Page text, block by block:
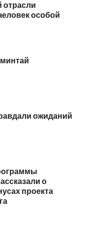
особой
ожиданий
о
проекта